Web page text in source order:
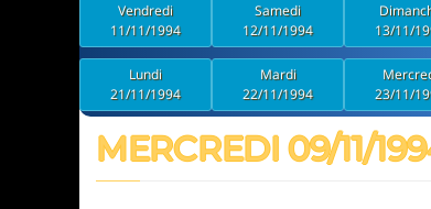
Vendredi
11/11/1994
Samedi
12/11/1994
13/11/
Lundi
21/11/1994
Mardi
22/11/1994
23/11/
MERCREDI 09/11/